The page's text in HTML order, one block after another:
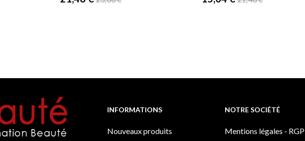
INFORMATIONS
Nouveaux produits
NOTRE SOCIÉTÉ
Mentions légales -